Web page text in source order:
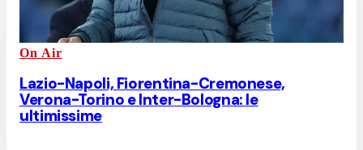
On Air
Lazio-Napoli, Fiorentina-Cremonese,
Verona-Torino e Inter-Bologna: le
ultimissime